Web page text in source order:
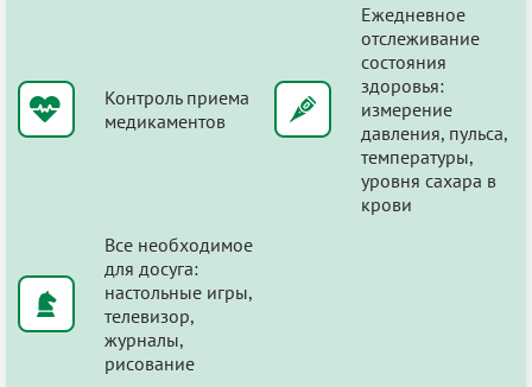
Контроль приема
медикаментов
Ежедневное
отслеживание
состояния
здоровья:
измерение
давления, пульса,
температуры,
уровня сахара в
крови
Все необходимое
для досуга:
настольные игры,
телевизор,
журналы,
рисование